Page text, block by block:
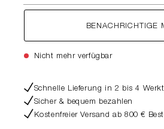
BENACHRICHTIGE
Nicht mehr verfügbar
Schnelle Lieferung in 2 bis 4
Sicher & bequem bezahlen
Kostenfreier Versand ab 800 €